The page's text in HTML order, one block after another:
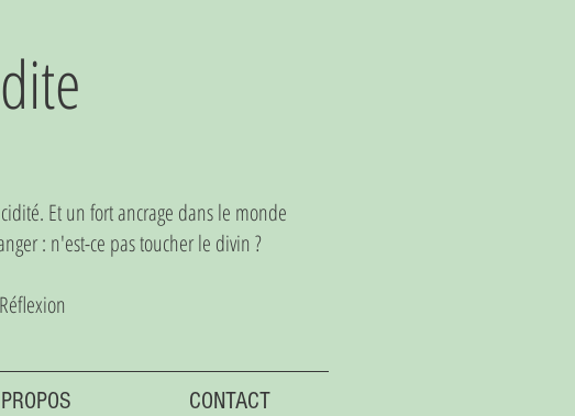
Et un fort ancrage dans le monde
: n'est-ce pas toucher le divin ?
CONTACT